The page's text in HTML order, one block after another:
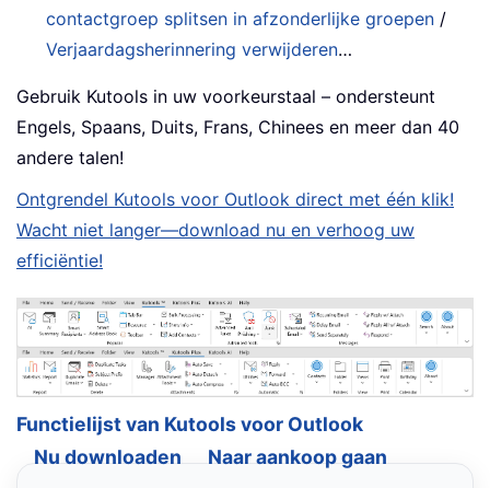
contactgroep splitsen in afzonderlijke groepen /
Verjaardagsherinnering verwijderen…
Gebruik Kutools in uw voorkeurstaal – ondersteunt
Engels, Spaans, Duits, Frans, Chinees en meer dan 40
andere talen!
Ontgrendel Kutools voor Outlook direct met één klik!
Wacht niet langer—download nu en verhoog uw
efficiëntie!
Functielijst van Kutools voor Outlook
Nu downloaden
Naar aankoop gaan